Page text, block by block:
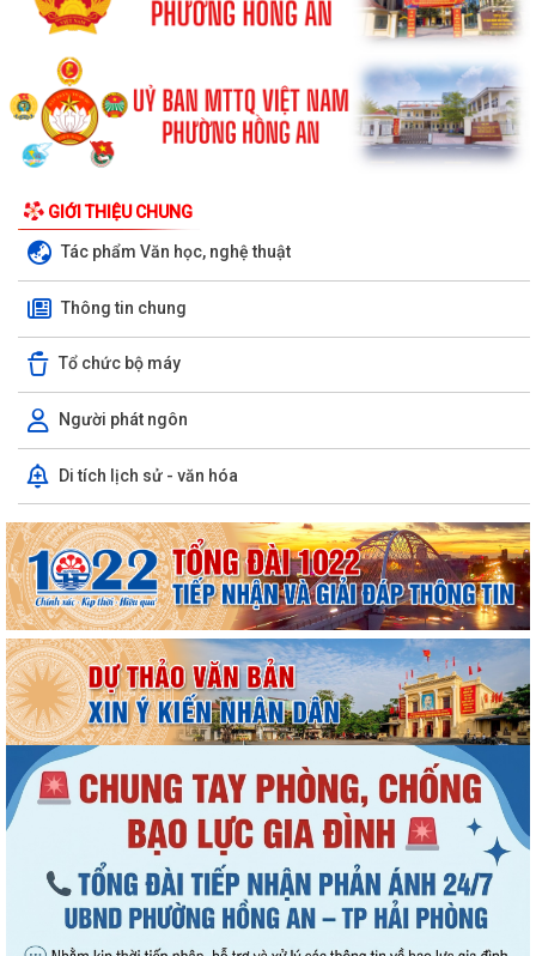
GIỚI THIỆU CHUNG
Tác phẩm Văn học, nghệ thuật
Thông tin chung
Tổ chức bộ máy
Người phát ngôn
Di tích lịch sử - văn hóa